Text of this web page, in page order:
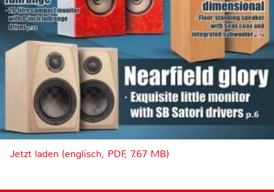
Jetzt laden (englisch, PDF, 7.67 MB)